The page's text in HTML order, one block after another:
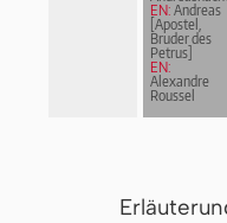
EN: Andreas
[Apostel,
Bruder des
Petrus]
EN:
Alexandre
Roussel